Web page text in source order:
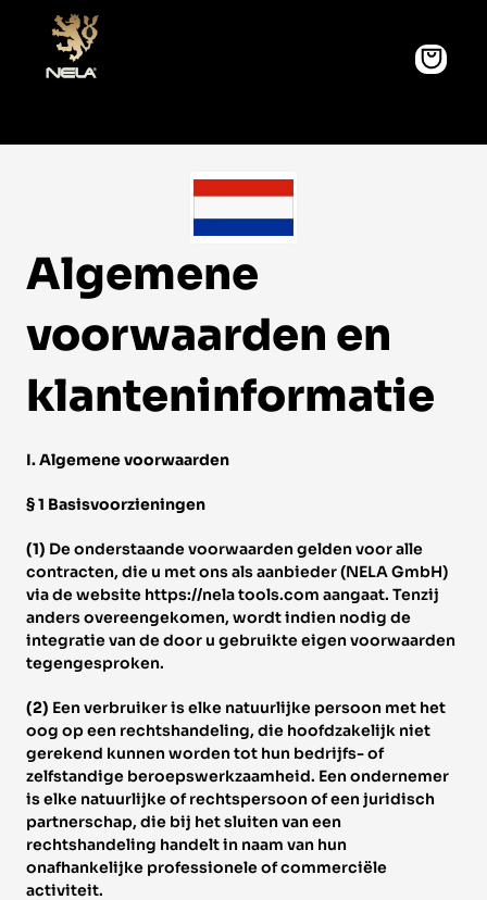
Algemene
voorwaarden en
klanteninformatie
I. Algemene voorwaarden
§ 1 Basisvoorzieningen
(1) De onderstaande voorwaarden gelden voor alle
contracten, die u met ons als aanbieder (NELA GmbH)
via de website https://nela tools.com aangaat. Tenzij
anders overeengekomen, wordt indien nodig de
integratie van de door u gebruikte eigen voorwaarden
tegengesproken.
(2) Een verbruiker is elke natuurlijke persoon met het
oog op een rechtshandeling, die hoofdzakelijk niet
gerekend kunnen worden tot hun bedrijfs- of
zelfstandige beroepswerkzaamheid. Een ondernemer
is elke natuurlijke of rechtspersoon of een juridisch
partnerschap, die bij het sluiten van een
rechtshandeling handelt in naam van hun
onafhankelijke professionele of commerciële
activiteit.